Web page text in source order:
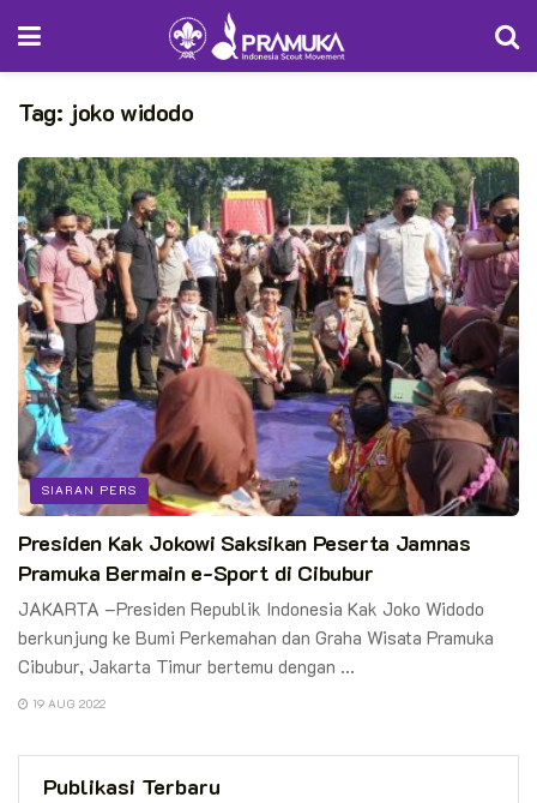
Tag: joko widodo
SIARAN PERS
Presiden Kak Jokowi Saksikan Peserta Jamnas
Pramuka Bermain e-Sport di Cibubur
JAKARTA –Presiden Republik Indonesia Kak Joko Widodo
berkunjung ke Bumi Perkemahan dan Graha Wisata Pramuka
Cibubur, Jakarta Timur bertemu dengan ...
19 AUG 2022
Publikasi Terbaru